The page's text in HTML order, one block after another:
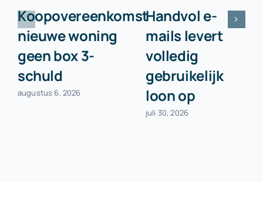
Koopovereenkomst
nieuwe woning
geen box 3-
schuld
augustus 6, 2026
Handvol e-
mails levert
volledig
gebruikelijk
loon op
juli 30, 2026